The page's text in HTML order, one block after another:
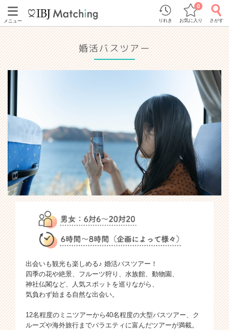
メニュー りれき お気に入り
0
さがす
婚活バスツアー
出会いも観光も楽しめる♪ 婚活バスツアー！
四季の花や絶景、フルーツ狩り、水族館、動物園、
神社仏閣など、人気スポットを巡りながら、
気負わず始まる自然な出会い。
12名程度のミニツアーから40名程度の大型バスツアー、ク
ルーズや海外旅行までバラエティに富んだツアーが満載。